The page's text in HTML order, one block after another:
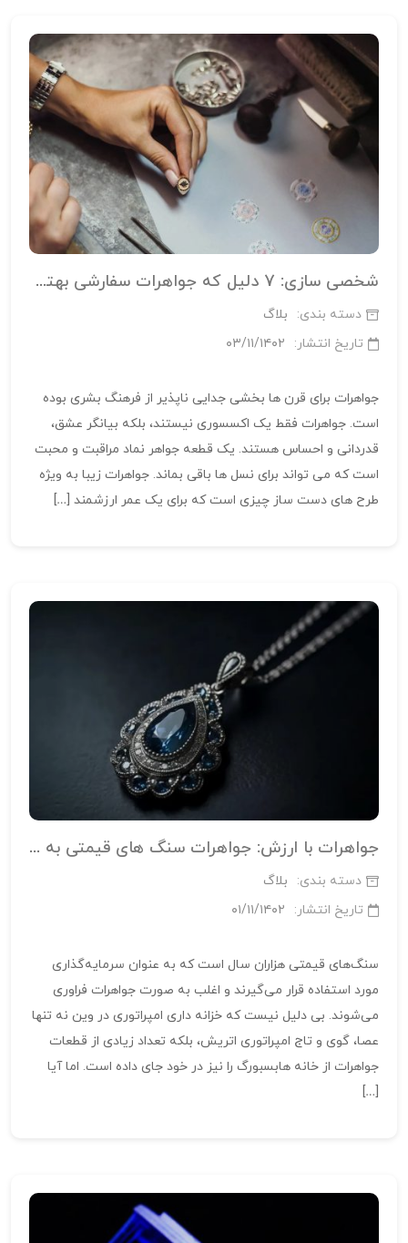
شخصی سازی: 7 دلیل که جواهرات سفارشی بهترین هدیه است
دسته بندی:
بلاگ
تاریخ انتشار:
۰۳/۱۱/۱۴۰۲
جواهرات برای قرن ها بخشی جدایی ناپذیر از فرهنگ بشری بوده
است. جواهرات فقط یک اکسسوری نیستند، بلکه بیانگر عشق،
قدردانی و احساس هستند. یک قطعه جواهر نماد مراقبت و محبت
است که می تواند برای نسل ها باقی بماند. جواهرات زیبا به ویژه
طرح های دست ساز چیزی است که برای یک عمر ارزشمند […]
جواهرات با ارزش: جواهرات سنگ های قیمتی به عنوان یک سرمایه گذاری با ارزش
دسته بندی:
بلاگ
تاریخ انتشار:
۰۱/۱۱/۱۴۰۲
سنگ‌های قیمتی هزاران سال است که به عنوان سرمایه‌گذاری
مورد استفاده قرار می‌گیرند و اغلب به صورت جواهرات فراوری
می‌شوند. بی دلیل نیست که خزانه داری امپراتوری در وین نه تنها
عصا، گوی و تاج امپراتوری اتریش، بلکه تعداد زیادی از قطعات
جواهرات از خانه هابسبورگ را نیز در خود جای داده است. اما آیا
[…]